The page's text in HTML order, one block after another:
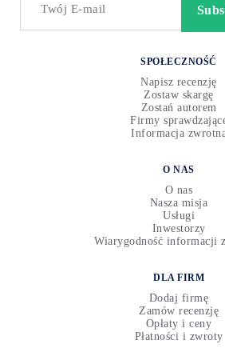
SPOŁECZNOŚĆ
Napisz recenzję
Zostaw skargę
Zostań autorem
Firmy
Informacja
O NAS
O nas
Nasza misja
Usługi
Inwestorzy
Wiarygodność informacji
DLA FIRM
Dodaj firmę
Zamów recenzję
Opłaty i ceny
Płatności i zwroty